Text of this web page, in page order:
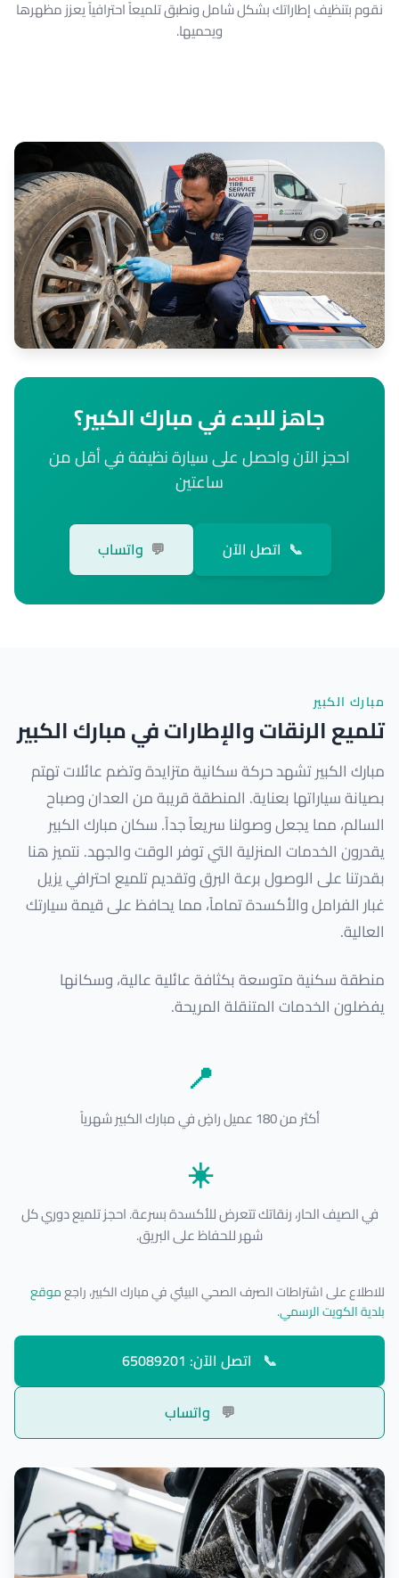
نقوم بتنظيف إطاراتك بشكل شامل ونطبق تلميعاً احترافياً يعزز مظهرها
ويحميها.
جاهز للبدء في مبارك الكبير؟
احجز الآن واحصل على سيارة نظيفة في أقل من
ساعتين
📞 اتصل الآن 💬 واتساب
مبارك الكبير
تلميع الرنقات والإطارات في مبارك الكبير
مبارك الكبير تشهد حركة سكانية متزايدة وتضم عائلات تهتم
بصيانة سياراتها بعناية. المنطقة قريبة من العدان وصباح
السالم، مما يجعل وصولنا سريعاً جداً. سكان مبارك الكبير
يقدرون الخدمات المنزلية التي توفر الوقت والجهد. نتميز هنا
بقدرتنا على الوصول برعة البرق وتقديم تلميع احترافي يزيل
غبار الفرامل والأكسدة تماماً، مما يحافظ على قيمة سيارتك
العالية.
منطقة سكنية متوسعة بكثافة عائلية عالية، وسكانها
يفضلون الخدمات المتنقلة المريحة.
📍
أكثر من 180 عميل راضٍ في مبارك الكبير شهرياً
☀️
في الصيف الحار، رنقاتك تتعرض للأكسدة بسرعة. احجز تلميع دوري كل
شهر للحفاظ على البريق.
للاطلاع على اشتراطات الصرف الصحي البيئي في مبارك الكبير، راجعموقع
بلدية الكويت الرسمي.
📞 اتصل الآن: 65089201
💬 واتساب